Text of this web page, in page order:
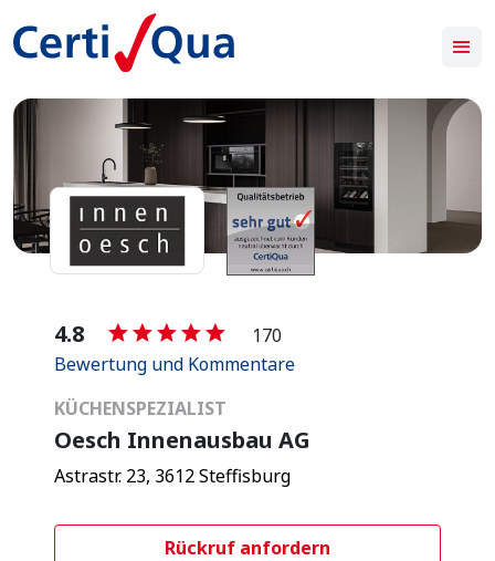
-
4.8
170
Bewertung und Kommentare
KÜCHENSPEZIALIST
Oesch Innenausbau AG
Astrastr. 23, 3612 Steffisburg
Rückruf anfordern